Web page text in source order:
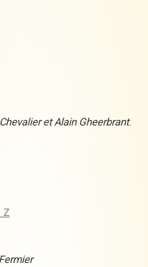
et Alain Gheerbrant.
Z